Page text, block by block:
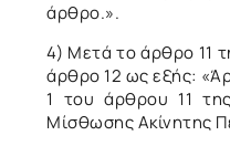
άρθρο.».
4) Μετά το άρθρο 11
άρθρο 12 ως εξής:
1 του άρθρου 11
Μίσθωσης Ακίνητης